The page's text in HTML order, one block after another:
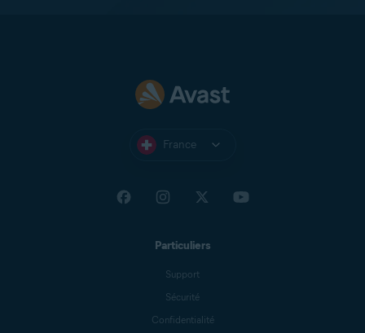
France
Particuliers
Support
Sécurité
Confidentialité